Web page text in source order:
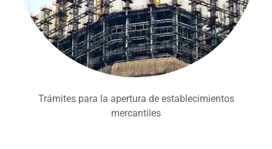
Trámites para la apertura de establecimientos
mercantiles